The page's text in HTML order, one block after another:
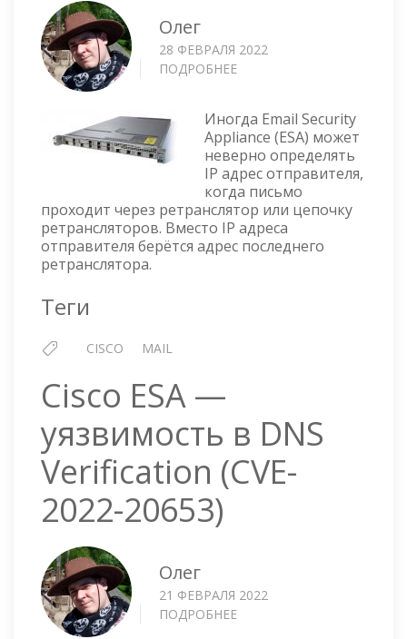
Олег
28 ФЕВРАЛЯ 2022
ПОДРОБНЕЕ
RELAY
—
ВХОДЯЩИЙ
РЕЛЕЙ
Иногда Email Security
Appliance (ESA) может
неверно определять
IP адрес отправителя,
когда письмо
проходит через ретранслятор или цепочку
ретрансляторов. Вместо IP адреса
отправителя берётся адрес последнего
ретранслятора.
Теги
CISCO MAIL
Cisco ESA —
уязвимость в DNS
Verification (CVE-
2022-20653)
Олег
21 ФЕВРАЛЯ 2022
ПОДРОБНЕЕ